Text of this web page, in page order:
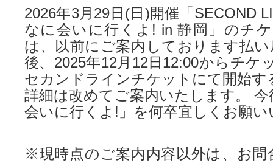
2026年3月29日(日)開催「SECOND
なに会いに行くよ! in 静岡」のチ
は、以前にご案内しております払
後、2025年12月12日12:00からチケ
セカンドラインチケットにて開始す
詳細は改めてご案内いたします。
会いに行くよ!」を何卒宜しくお願
※現時点のご案内内容以外は、お問